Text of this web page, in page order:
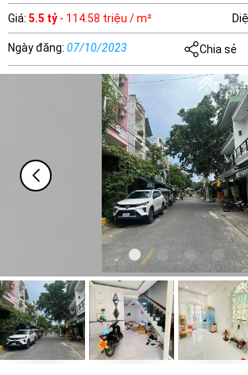
Giá: 5.5 tỷ - 114.58 triệu / m²
Ngày đăng: 07/10/2023 Chia sẻ